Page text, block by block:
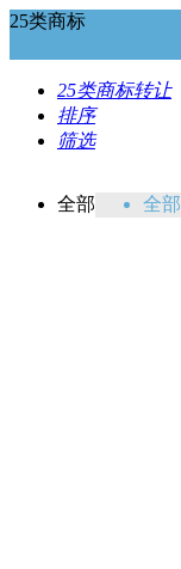
25类商标
25类商标转让
排序
筛选
全部 全部